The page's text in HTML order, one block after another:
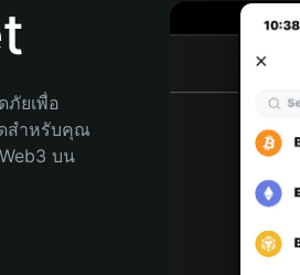
ภัยเพื่อ
สำหรับคุณ
บน